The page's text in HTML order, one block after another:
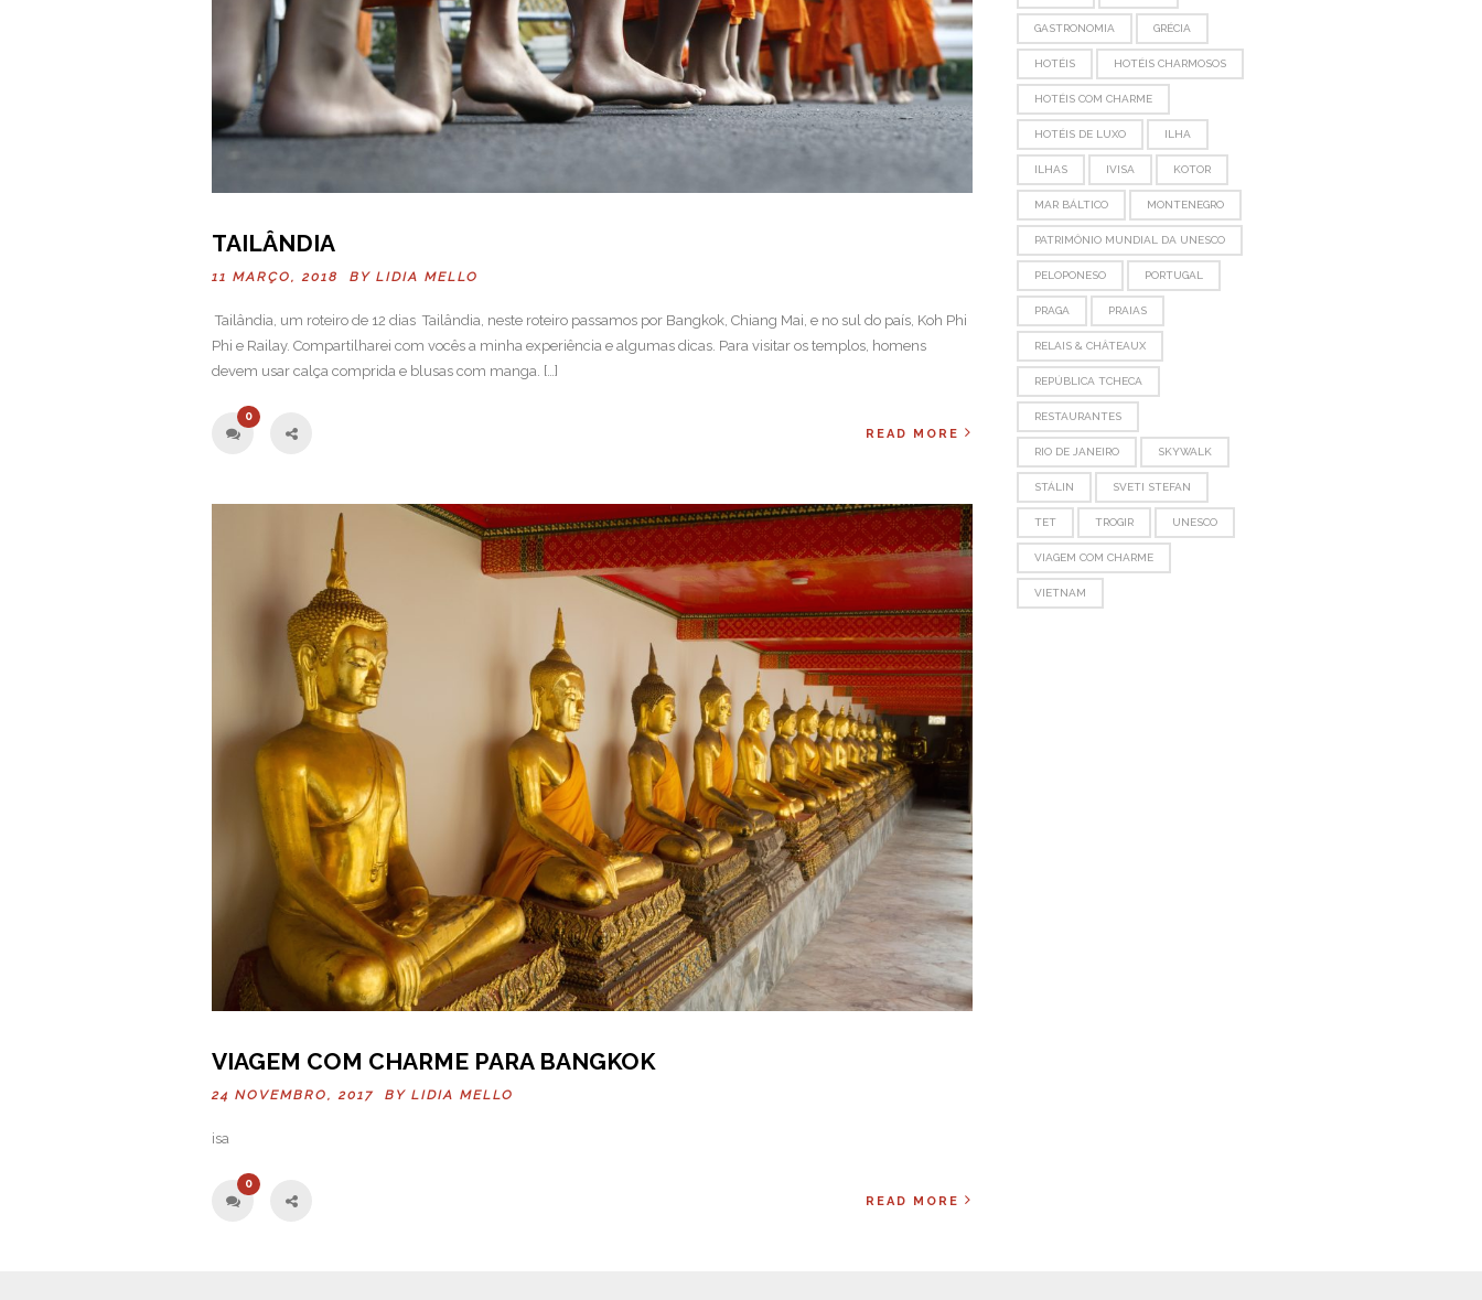
TAILÂNDIA
11 MARÇO, 2018 BY LIDIA MELLO
Tailândia, um roteiro de 12 dias Tailândia, neste roteiro passamos por Bangkok, Chiang Mai, e no sul do país, Koh Phi
Phi e Railay. Compartilharei com vocês a minha experiência e algumas dicas. Para visitar os templos, homens
devem usar calça comprida e blusas com manga. […]
0
READ MORE
VIAGEM COM CHARME PARA BANGKOK
24 NOVEMBRO, 2017 BY LIDIA MELLO
isa
0
READ MORE
GASTRONOMIA GRÉCIA
HOTÉIS HOTÉIS CHARMOSOS
HOTÉIS COM CHARME
HOTÉIS DE LUXO ILHA
ILHAS IVISA KOTOR
MAR BÁLTICO MONTENEGRO
PATRIMÔNIO MUNDIAL DA UNESCO
PELOPONESO PORTUGAL
PRAGA PRAIAS
RELAIS & CHÂTEAUX
REPÚBLICA TCHECA
RESTAURANTES
RIO DE JANEIRO SKYWALK
STÁLIN SVETI STEFAN
TET TROGIR UNESCO
VIAGEM COM CHARME
VIETNAM